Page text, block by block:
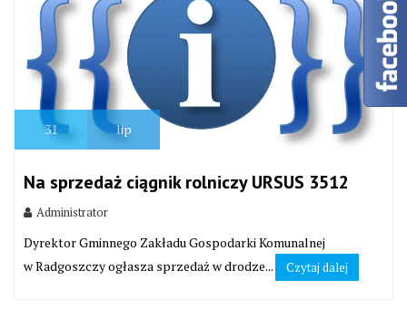
31 lip
Na sprzedaż ciągnik rolniczy URSUS 3512
Administrator
Dyrektor Gminnego Zakładu Gospodarki Komunalnej
w Radgoszczy ogłasza sprzedaż w drodze...
Czytaj dalej